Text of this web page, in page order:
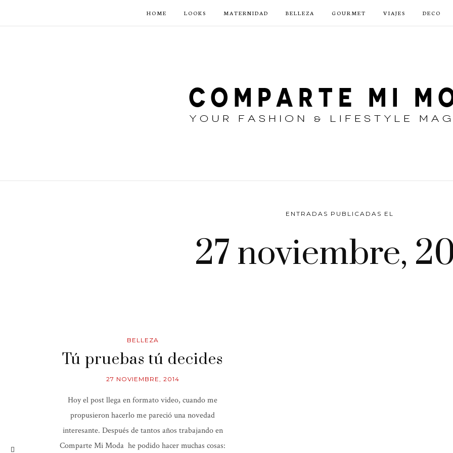
HOME LOOKS MATERNIDAD BELLEZA GOURMET VIAJES DECO
ENTRADAS PUBLICADAS EL
27 noviembre,
BELLEZA
Tú pruebas tú decides
27 NOVIEMBRE, 2014
Hoy el post llega en formato video, cuando me
propusieron hacerlo me pareció una novedad
interesante. Después de tantos años trabajando en
Comparte Mi Moda he podido hacer muchas cosas: